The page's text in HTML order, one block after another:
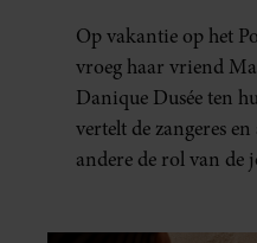
Op vakantie op het
vroeg haar vriend
Danique Dusée ten
vertelt de zangeres
andere de rol van de